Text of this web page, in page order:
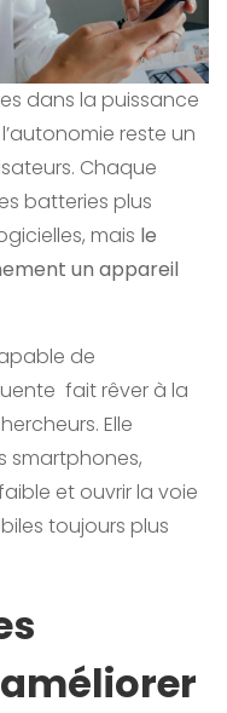
dans la puissance
reste un
Chaque
batteries plus
mais le
un appareil
de
fait rêver à la
Elle
smartphones,
et ouvrir la voie
toujours plus